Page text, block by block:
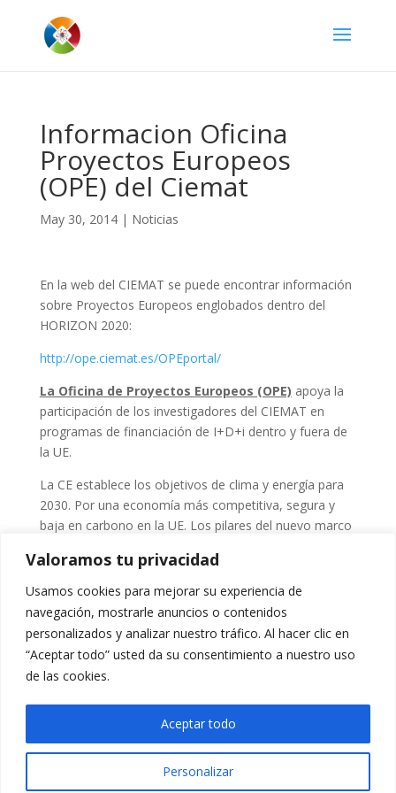
Valoramos tu privacidad
Usamos cookies para mejorar su experiencia de
navegación, mostrarle anuncios o contenidos
personalizados y analizar nuestro tráfico. Al hacer clic en
“Aceptar todo” usted da su consentimiento a nuestro uso
de las cookies.
Personalizar
Aceptar todo
Informacion Oficina
Proyectos Europeos
(OPE) del Ciemat
May 30, 2014| Noticias
En la web del CIEMAT se puede encontrar información
sobre Proyectos Europeos englobados dentro del
HORIZON 2020:
http://ope.ciemat.es/OPEportal/
La Oficina de Proyectos Europeos (OPE) apoya la
participación de los investigadores del CIEMAT en
programas de financiación de I+D+i dentro y fuera de
la UE.
La CE establece los objetivos de clima y energía para
2030. Por una economía más competitiva, segura y
baja en carbono en la UE. Los pilares del nuevo marco
reducir en un 40 % las emisiones de gas de efecto
invernadero (GEI) y que los Estados miembros fijen un
objetivo vinculante de al menos un 27% de energías
renovables. Todo eso hará posible una mayor
eficiencia energética, un nuevo sistema de gobernanza
y una serie de nuevos indicadores que garanticen un
contra el cambio climático más efectiva.